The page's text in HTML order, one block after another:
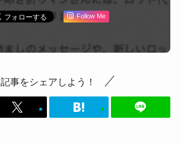
Follow Me
記事をシェアしよう！